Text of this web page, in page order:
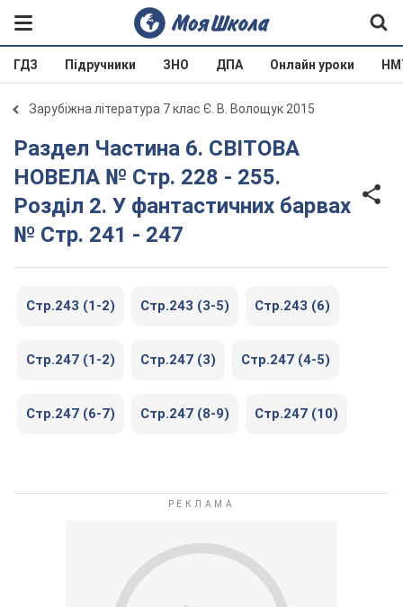
ГДЗ Підручники ЗНО ДПА Онлайн уроки
Зарубіжна література 7 клас Є. В. Волощук 2015
Раздел Частина 6. СВІТОВА
НОВЕЛА № Стр. 228 - 255.
Розділ 2. У фантастичних барвах
№ Стр. 241 - 247
Стр.243 (1-2) Стр.243 (3-5) Стр.243 (6)
Стр.247 (1-2) Стр.247 (3) Стр.247 (4-5)
Стр.247 (6-7) Стр.247 (8-9) Стр.247 (10)